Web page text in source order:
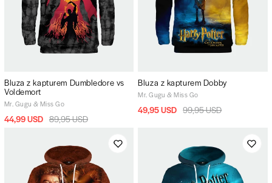
Bluza z kapturem Dumbledore vs
Voldemort
Mr. Gugu & Miss Go
44,99 USD 89,95 USD
Bluza z kapturem Dobby
Mr. Gugu & Miss Go
49,95 USD 99,95 USD